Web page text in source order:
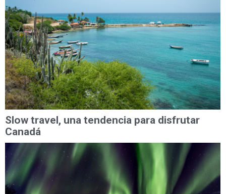
Slow travel, una tendencia para disfrutar
Canadá